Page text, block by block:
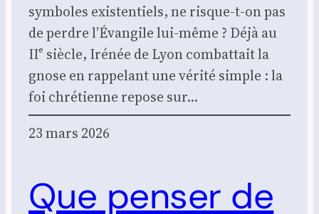
sym­boles exis­ten­tiels, ne risque-t-on pas
de perdre l’Évangile lui-même ? Déjà au
IIᵉ siècle, Iré­née de Lyon com­bat­tait la
gnose en rap­pe­lant une véri­té simple : la
foi chré­tienne repose sur…
23 mars 2026
Que penser de